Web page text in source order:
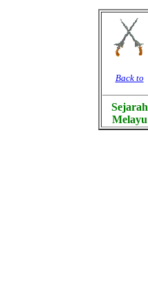
Back to
Sejarah
Melayu